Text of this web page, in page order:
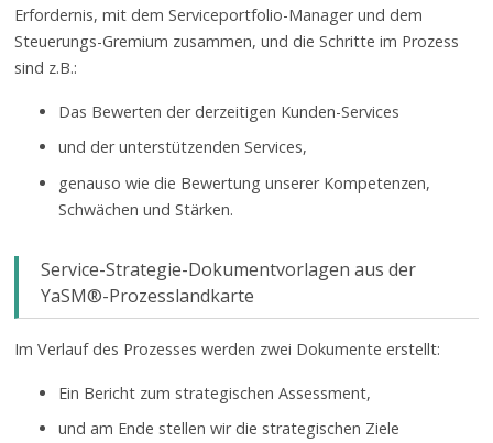
Erfordernis, mit dem Serviceportfolio-Manager und dem
Steuerungs-Gremium zusammen, und die Schritte im Prozess
sind z.B.:
Das Bewerten der derzeitigen Kunden-Services
und der unterstützenden Services,
genauso wie die Bewertung unserer Kompetenzen,
Schwächen und Stärken.
Service-Strategie-Dokumentvorlagen aus der
YaSM®-Prozesslandkarte
Im Verlauf des Prozesses werden zwei Dokumente erstellt:
Ein Bericht zum strategischen Assessment,
und am Ende stellen wir die strategischen Ziele